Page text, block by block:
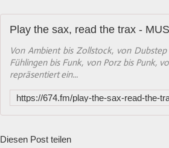
Von Ambient bis Zollstock, von
Fühlingen bis Funk, von Porz bis Punk,
repräsentiert ein...
Diesen Post teilen